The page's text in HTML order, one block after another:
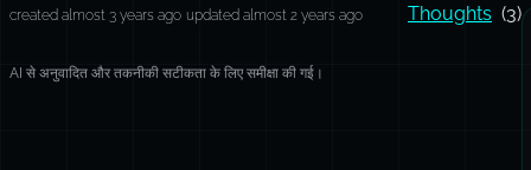
created almost 3 years ago updated almost 2 years ago Thoughts (3)
AI से अनुवादित और तकनीकी सटीकता के लिए समीक्षा की गई।